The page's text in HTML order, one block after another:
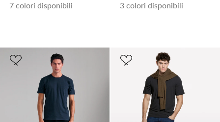
7 colori disponibili
3 colori disponibili